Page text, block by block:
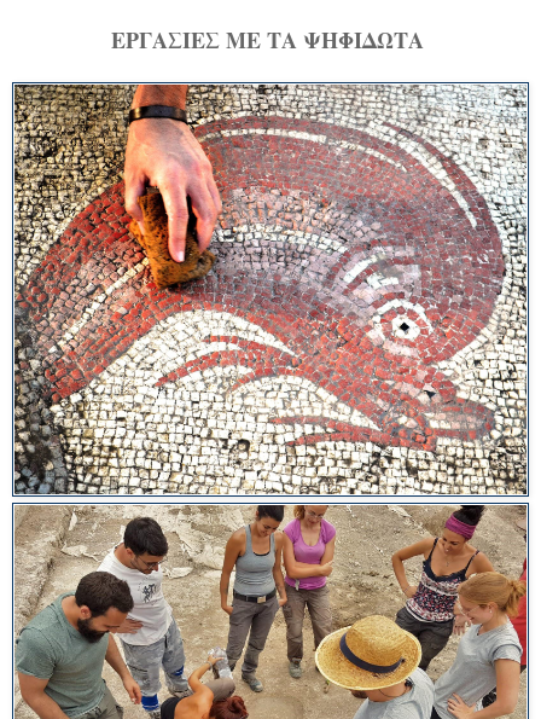
ΕΡΓΑΣΙΕΣ ΜΕ ΤΑ ΨΗΦΙΔΩΤΑ